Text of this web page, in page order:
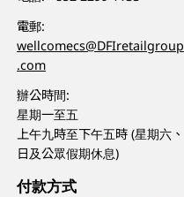
電郵:
wellcomecs@DFIretailgroup
.com
辦公時間:
星期一至五
上午九時至下午五時 (星期六、
日及公眾假期休息)
付款方式